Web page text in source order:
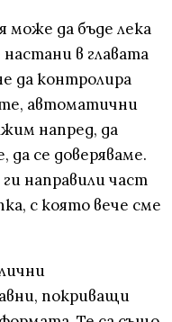
може да бъде лека
в главата
да контролира
автоматични
напред, да
да се доверяваме.
направили част
с която вече сме
покриващи